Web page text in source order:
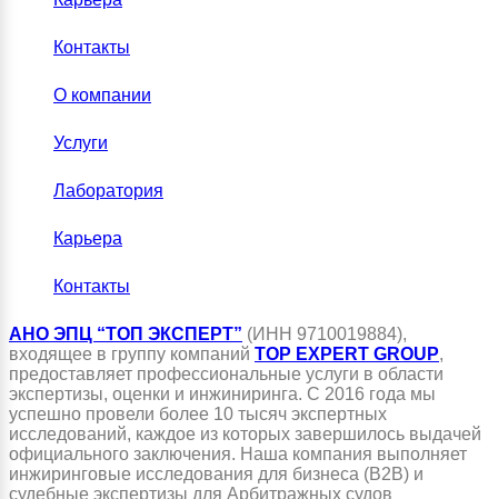
Контакты
О компании
Услуги
Лаборатория
Карьера
Контакты
АНО ЭПЦ “ТОП ЭКСПЕРТ” (ИНН 9710019884),
входящее в группу компаний TOP EXPERT GROUP,
предоставляет профессиональные услуги в области
экспертизы, оценки и инжиниринга. С 2016 года мы
успешно провели более 10 тысяч экспертных
исследований, каждое из которых завершилось выдачей
официального заключения. Наша компания выполняет
инжиринговые исследования для бизнеса (B2B) и
судебные экспертизы для Арбитражных судов